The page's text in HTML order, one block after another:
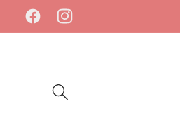
zum
Inhalt
FacebookInstagram